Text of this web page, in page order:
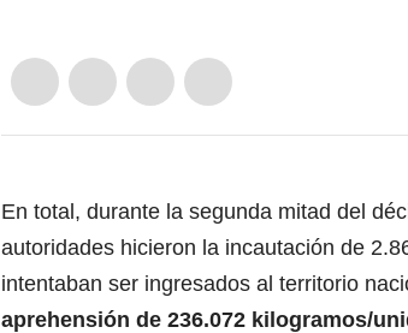
En total, durante la segunda mitad del
autoridades hicieron la incautación de
intentaban ser ingresados al territorio
aprehensión de 236.072 kilogramos/